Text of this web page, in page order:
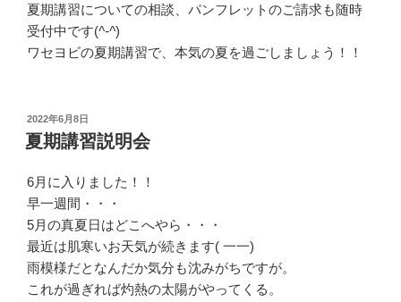
夏期講習についての相談、パンフレットのご請求も随時
受付中です(^-^)
ワセヨビの夏期講習で、本気の夏を過ごしましょう！！
投
稿
日:
2022年6月8日
夏期講習説明会
6月に入りました！！
早一週間・・・
5月の真夏日はどこへやら・・・
最近は肌寒いお天気が続きます( 一一)
雨模様だとなんだか気分も沈みがちですが。
これが過ぎれば灼熱の太陽がやってくる。